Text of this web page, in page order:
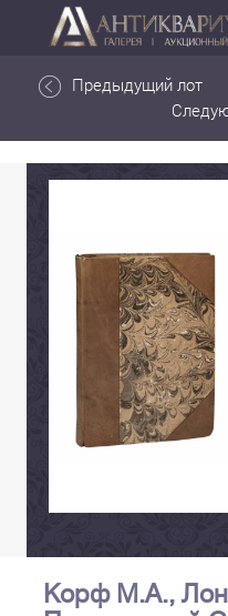
Предыдущий лот
Корф М.А.,